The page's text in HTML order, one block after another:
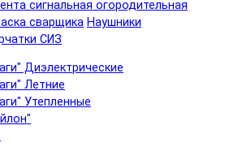
сигнальная огородительная
сварщика Наушники
СИЗ
Диэлектрические
Летние
Утепленные